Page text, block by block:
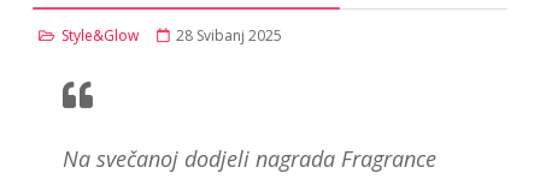
Style&Glow 28 Svibanj 2025
Na svečanoj dodjeli nagrada Fragrance